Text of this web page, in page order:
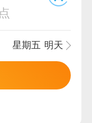
星期五 明天